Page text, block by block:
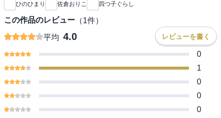
ひのひまり 佐倉おりこ 四つ子ぐらし
この作品のレビュー （1件）
平均 4.0 レビューを書く
0
1
0
0
0